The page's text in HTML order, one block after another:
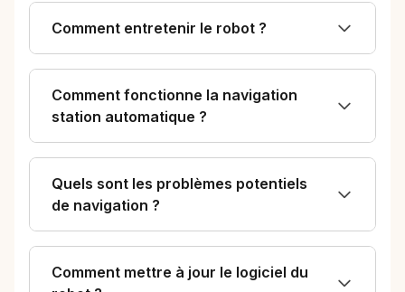
Comment entretenir le robot ?
Comment fonctionne la navigation
station automatique ?
Quels sont les problèmes potentiels
de navigation ?
Comment mettre à jour le logiciel du